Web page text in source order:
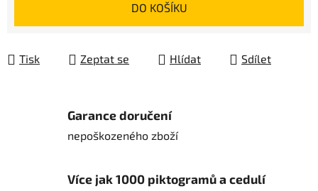
DO KOŠÍKU
Tisk Zeptat se Hlídat Sdílet
Garance doručení
nepoškozeného zboží
Více jak 1000 piktogramů a cedulí